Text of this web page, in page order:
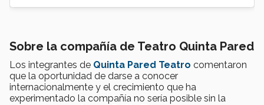
Sobre la compañía de Teatro Quinta Pared
Los integrantes de Quinta Pared Teatro comentaron
que la oportunidad de darse a conocer
internacionalmente y el crecimiento que ha
experimentado la compañía no sería posible sin la